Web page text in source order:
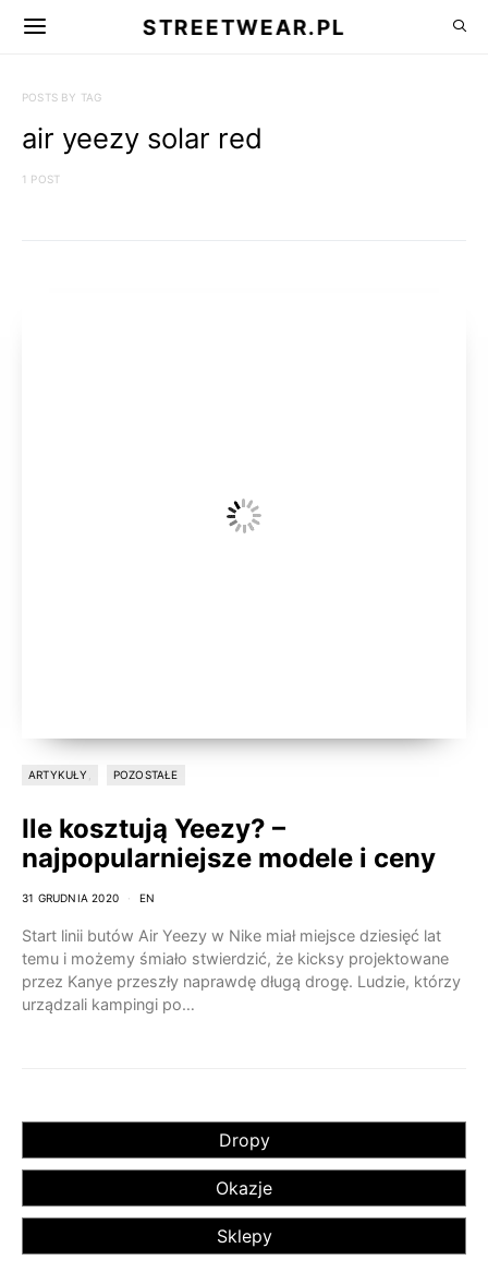
STREETWEAR.PL
POSTS BY TAG
air yeezy solar red
1 POST
ARTYKUŁY POZOSTAŁE
Ile kosztują Yeezy? –
najpopularniejsze modele i ceny
31 GRUDNIA 2020 EN
Start linii butów Air Yeezy w Nike miał miejsce dziesięć lat
temu i możemy śmiało stwierdzić, że kicksy projektowane
przez Kanye przeszły naprawdę długą drogę. Ludzie, którzy
urządzali kampingi po…
Dropy
Okazje
Sklepy